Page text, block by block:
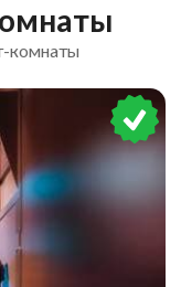
комнаты